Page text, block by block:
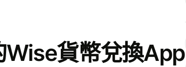
Wise貨幣兌換App